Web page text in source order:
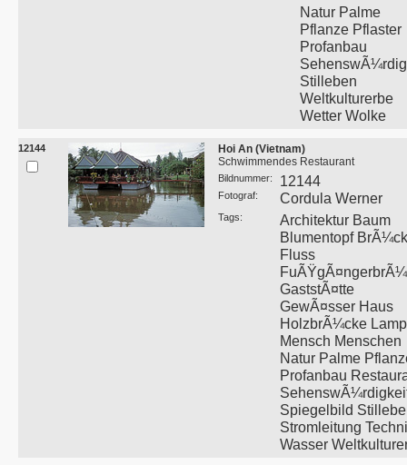
Natur Palme
Pflanze Pflaster
Profanbau
Stilleben
Weltkulturerbe
Wetter Wolke
12144
Hoi An (Vietnam)
Schwimmendes Restaurant
Bildnummer: 12144
Fotograf: Cordula Werner
Tags:
Architektur Baum
Blumentopf
Fluss
GaststÃ¤tte
GewÃ¤sser Haus
HolzbrÃ¼cke
Mensch Menschen
Natur Palme
Profanbau
Spiegelbild
Stromleitung
Wasser